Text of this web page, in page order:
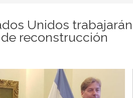
Unidos trabajarán
reconstrucción